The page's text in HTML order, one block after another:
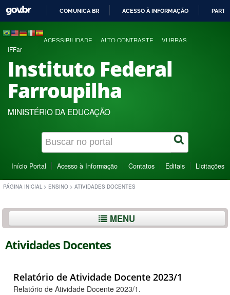
COMUNICA BR ACESSO À INFORMAÇÃO
ACESSIBILIDADE ALTO CONTRASTE VLIBRAS
IFFar
Instituto Federal
Farroupilha
MINISTÉRIO DA EDUCAÇÃO
Início Portal Acesso à Informação Contatos Editais Licitações
PÁGINA INICIAL > ENSINO > ATIVIDADES DOCENTES
MENU
Atividades Docentes
Relatório de Atividade Docente 2023/1
Relatório de Atividade Docente 2023/1.